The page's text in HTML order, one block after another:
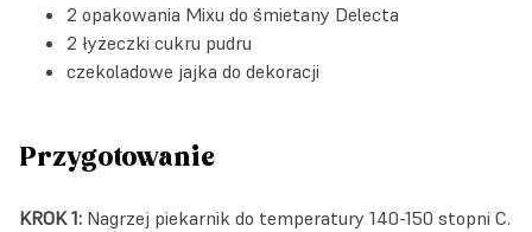
2 opakowania Mixu do śmietany Delecta
2 łyżeczki cukru pudru
czekoladowe jajka do dekoracji
Przygotowanie
KROK 1: Nagrzej piekarnik do temperatury 140-150 stopni C.